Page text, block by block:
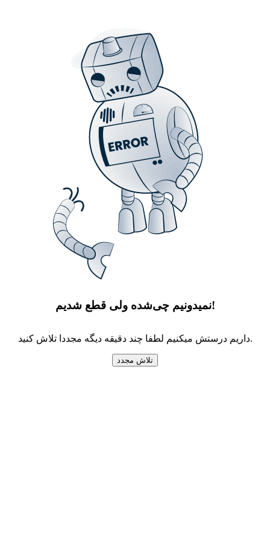
نمیدونیم چی‌شده ولی قطع شدیم!
داریم درستش میکنیم لطفا چند دقیقه دیگه مجددا تلاش کنید.
تلاش مجدد